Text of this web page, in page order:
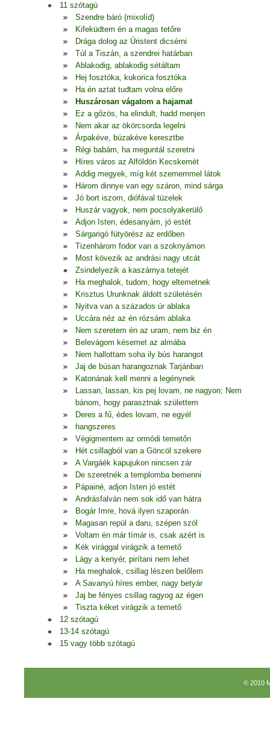
11 szótagú
Szendre báró (mixolíd)
Kifeküdtem én a magas tetőre
Drága dolog az Úristent dicsérni
Túl a Tiszán, a szendrei határban
Ablakodig, ablakodig sétáltam
Hej fosztóka, kukorica fosztóka
Ha én aztat tudtam volna előre
Huszárosan vágatom a hajamat
Ez a gőzös, ha elindult, hadd menjen
Nem akar az ökörcsorda legelni
Árpakéve, búzakéve keresztbe
Régi babám, ha meguntál szeretni
Híres város az Alföldön Kecskemét
Addig megyek, míg két szememmel látok
Három dinnye van egy száron, mind sárga
Jó bort iszom, diófával tüzelek
Huszár vagyok, nem pocsolyakerülő
Adjon Isten, édesanyám, jó estét
Sárgarigó fütyörész az erdőben
Tizenhárom fodor van a szoknyámon
Most kövezik az andrási nagy utcát
Zsindelyezik a kaszárnya tetejét
Ha meghalok, tudom, hogy eltemetnek
Krisztus Urunknak áldott születésén
Nyitva van a százados úr ablaka
Uccára néz az én rózsám ablaka
Nem szeretem én az uram, nem biz én
Belevágom késemet az almába
Nem hallottam soha ily bús harangot
Jaj de búsan harangoznak Tarjánban
Katonának kell menni a legénynek
Lassan, lassan, kis pej lovam, ne nagyon; Nem
bánom, hogy parasztnak születtem
Deres a fű, édes lovam, ne egyél
hangszeres
Végigmentem az ormódi temetőn
Hét csillagból van a Göncöl szekere
A Vargáék kapujukon nincsen zár
De szeretnék a templomba bemenni
Pápainé, adjon Isten jó estét
Andrásfalván nem sok idő van hátra
Bogár Imre, hová ilyen szaporán
Magasan repül a daru, szépen szól
Voltam én már tímár is, csak azért is
Kék virággal virágzik a temető
Lágy a kenyér, pirítani nem lehet
Ha meghalok, csillag lészen belőlem
A Savanyú híres ember, nagy betyár
Jaj be fényes csillag ragyog az égen
Tiszta kéket virágzik a temető
12 szótagú
13-14 szótagú
15 vagy több szótagú
© 2010